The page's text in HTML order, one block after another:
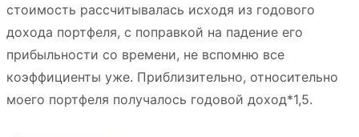
стоимость рассчитывалась исходя из годового
дохода портфеля, с поправкой на падение его
прибыльности со времени, не вспомню все
коэффициенты уже. Приблизительно, относительно
моего портфеля получалось годовой доход*1,5.